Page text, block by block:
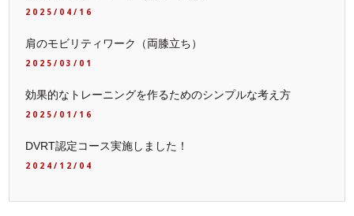
2025/04/16
肩のモビリティワーク（両膝立ち）
2025/03/01
効果的なトレーニングを作るためのシンプルな考え方
2025/01/16
DVRT認定コース実施しました！
2024/12/04